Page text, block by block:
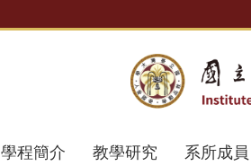
學程簡介 教學研究 系所成員